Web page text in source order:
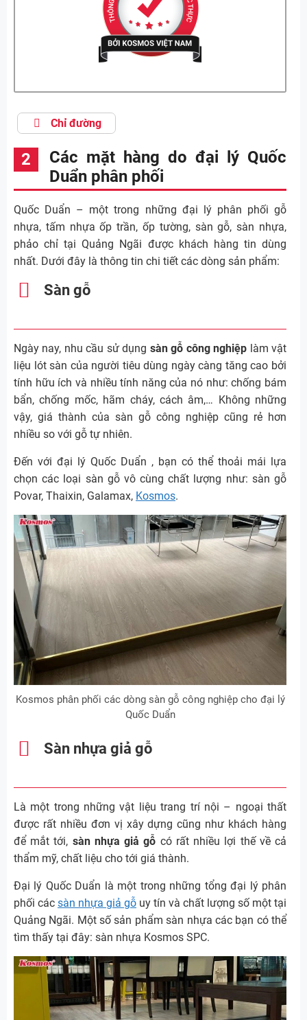
Chỉ đường
Các mặt hàng do đại lý Quốc
Duẩn phân phối
Quốc Duẩn – một trong những đại lý phân phối gỗ
nhựa, tấm nhựa ốp trần, ốp tường, sàn gỗ, sàn nhựa,
phảo chỉ tại Quảng Ngãi được khách hàng tin dùng
nhất. Dưới đây là thông tin chi tiết các dòng sản phẩm:
Sàn gỗ
Ngày nay, nhu cầu sử dụng sàn gỗ công nghiệp làm vật
liệu lót sàn của người tiêu dùng ngày càng tăng cao bởi
tính hữu ích và nhiều tính năng của nó như: chống bám
bẩn, chống mốc, hãm cháy, cách âm,… Không những
vậy, giá thành của sàn gỗ công nghiệp cũng rẻ hơn
nhiều so với gỗ tự nhiên.
Đến với đại lý Quốc Duẩn , bạn có thể thoải mái lựa
chọn các loại sàn gỗ vô cùng chất lượng như: sàn gỗ
Povar, Thaixin, Galamax, Kosmos.
Kosmos phân phối các dòng sàn gỗ công nghiệp cho đại lý
Quốc Duẩn
Sàn nhựa giả gỗ
Là một trong những vật liệu trang trí nội – ngoại thất
được rất nhiều đơn vị xây dựng cũng như khách hàng
để mắt tới, sàn nhựa giả gỗ có rất nhiều lợi thế về cả
thẩm mỹ, chất liệu cho tới giá thành.
Đại lý Quốc Duẩn là một trong những tổng đại lý phân
phối các sàn nhựa giả gỗ uy tín và chất lượng số một tại
Quảng Ngãi. Một số sản phẩm sàn nhựa các bạn có thể
tìm thấy tại đây: sàn nhựa Kosmos SPC.